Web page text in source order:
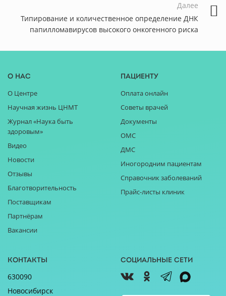
Далее
Типирование и количественное определение ДНК
папилломавирусов высокого онкогенного риска
О нас
О Центре
Научная жизнь ЦНМТ
Журнал «Наука быть
здоровым»
Видео
Новости
Отзывы
Благотворительность
Поставщикам
Партнёрам
Вакансии
Пациенту
Оплата онлайн
Советы врачей
Документы
ОМС
ДМС
Иногородним пациентам
Справочник заболеваний
Прайс-листы клиник
Контакты
630090
Новосибирск
Социальные сети